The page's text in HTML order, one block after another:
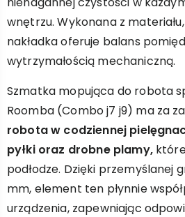
wnętrzu. Wykonana z
nakładka oferuje balans
wytrzymałością mechaniczną.
Szmatka mopująca do robota
Roomba (Combo j7 j9) ma za
robota w codziennej
pyłki oraz drobne plamy,które
podłodze. Dzięki przemyślanej
mm, element ten płynnie
urządzenia, zapewniając